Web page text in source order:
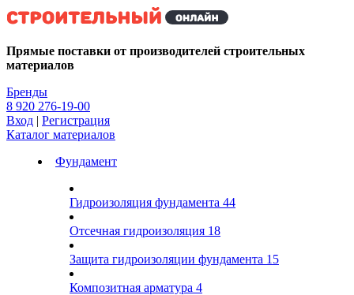
Kg
Прямые поставки от производителей строительных
материалов
Бренды
8 920 276-19-00
Вход | Регистрация
Каталог материалов
Фундамент
Гидроизоляция фундамента 44
Отсечная гидроизоляция 18
Защита гидроизоляции фундамента 15
Композитная арматура 4